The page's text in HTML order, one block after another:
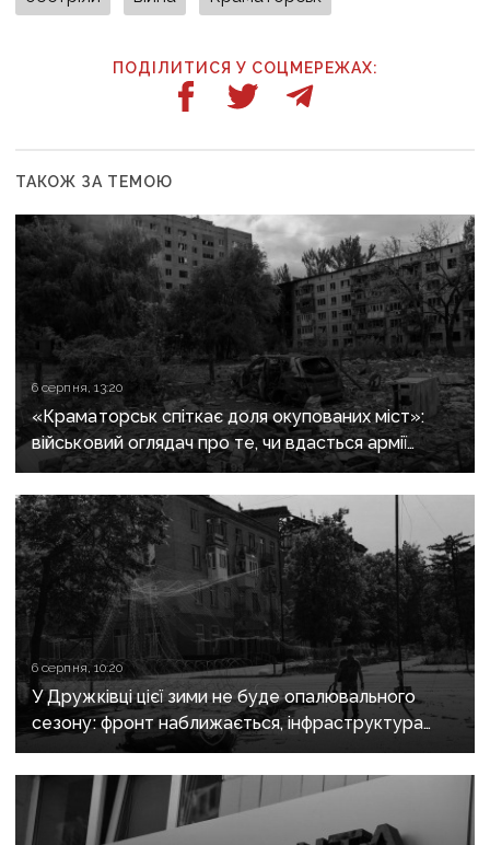
ПОДІЛИТИСЯ У СОЦМЕРЕЖАХ:
ТАКОЖ ЗА ТЕМОЮ
6 серпня, 13:20
«Краматорськ спіткає доля окупованих міст»:
військовий оглядач про те, чи вдасться армії
рф захопити останню агломерацію Донеччини до
кінця 2026 року
6 серпня, 10:20
У Дружківці цієї зими не буде опалювального
сезону: фронт наближається, інфраструктура
критично зруйнована